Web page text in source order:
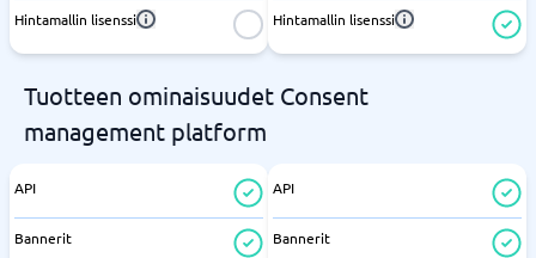
Hintamallin lisenssi Hintamallin lisenssi
Tuotteen ominaisuudet Consent
management platform
API
Bannerit
API
Bannerit